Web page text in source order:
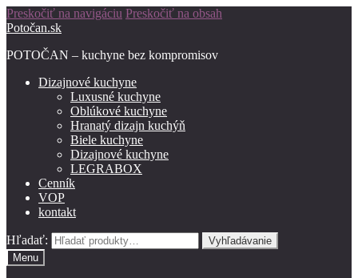
Preskočiť na navigáciu Preskočiť na obsah
Potočan.sk
POTOČAN – kuchyne bez kompromisov
Dizajnové kuchyne
Luxusné kuchyne
Oblúkové kuchyne
Hranatý dizajn kuchýň
Biele kuchyne
Dizajnové kuchyne
LEGRABOX
Cenník
VOP
kontakt
Hľadať:
Vyhľadávanie
Menu